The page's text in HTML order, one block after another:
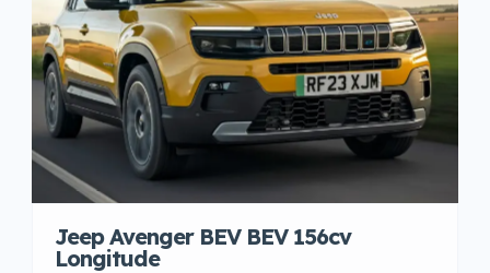
Jeep Avenger BEV BEV 156cv
Longitude